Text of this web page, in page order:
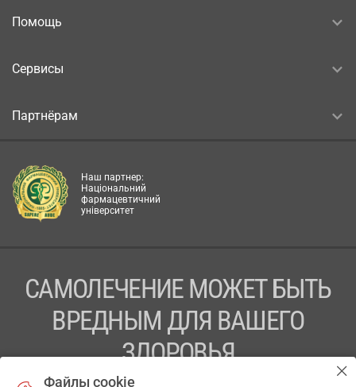
Помощь
Сервисы
Партнёрам
Наш партнер:
Національний
фармацевтичний
університет
САМОЛЕЧЕНИЕ МОЖЕТ БЫТЬ
ВРЕДНЫМ ДЛЯ ВАШЕГО
ЗДОРОВЬЯ
Файлы cookie